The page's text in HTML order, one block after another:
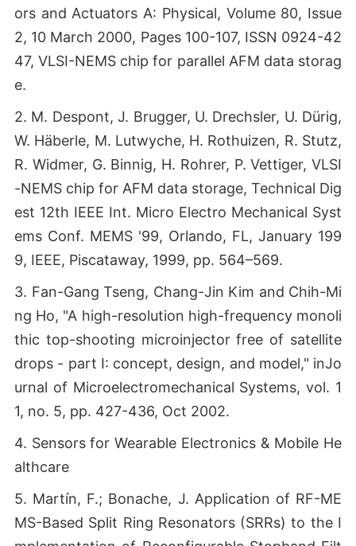
ors and Actuators A: Physical, Volume 80, Issue
2, 10 March 2000, Pages 100-107, ISSN 0924-42
47, VLSI-NEMS chip for parallel AFM data storag
e.
2. M. Despont, J. Brugger, U. Drechsler, U. Dürig,
W. Häberle, M. Lutwyche, H. Rothuizen, R. Stutz,
R. Widmer, G. Binnig, H. Rohrer, P. Vettiger, VLSI
-NEMS chip for AFM data storage, Technical Dig
est 12th IEEE Int. Micro Electro Mechanical Syst
ems Conf. MEMS '99, Orlando, FL, January 199
9, IEEE, Piscataway, 1999, pp. 564–569.
3. Fan-Gang Tseng, Chang-Jin Kim and Chih-Mi
ng Ho, "A high-resolution high-frequency monoli
thic top-shooting microinjector free of satellite
drops - part I: concept, design, and model," inJo
urnal of Microelectromechanical Systems, vol. 1
1, no. 5, pp. 427-436, Oct 2002.
4. Sensors for Wearable Electronics & Mobile He
althcare
5. Martín, F.; Bonache, J. Application of RF-ME
MS-Based Split Ring Resonators (SRRs) to the I